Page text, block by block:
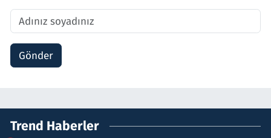
Gönder
Trend Haberler